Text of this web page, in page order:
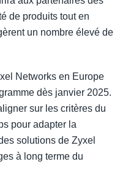
de produits tout en
un nombre élevé de
Networks en Europe
dès janvier 2025.
sur les critères du
pour adapter la
solutions de Zyxel
à long terme du